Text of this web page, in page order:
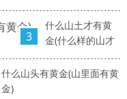
3
什么山土才有黄
金(什么样的山才
什么山头有黄金(山里面有黄
金)